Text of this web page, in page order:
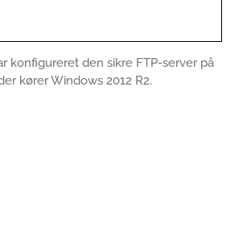
konfigureret den sikre FTP-server på
kører Windows 2012 R2.